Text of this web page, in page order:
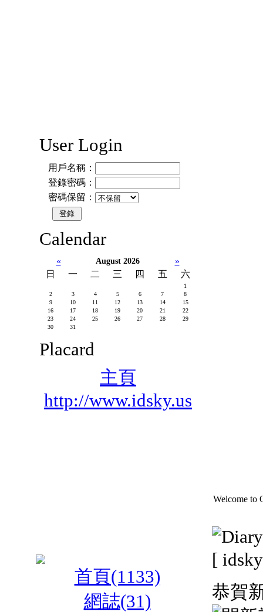
User Login
用戶名稱：
登錄密碼：
密碼保留：
Calendar
« August 2026
»
日
一 二 三 四 五 六
1
2
3 4 5 6 7
8
9
10 11 12 13 14
15
16
17 18 19 20 21
22
23
24 25 26 27 28
29
30
31
Placard
主頁
http://www.idsky.us
首頁(1133)
網誌(31)
Welcome to
[
恭賀